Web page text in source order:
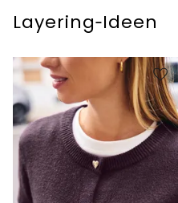
Layering‑Ideen